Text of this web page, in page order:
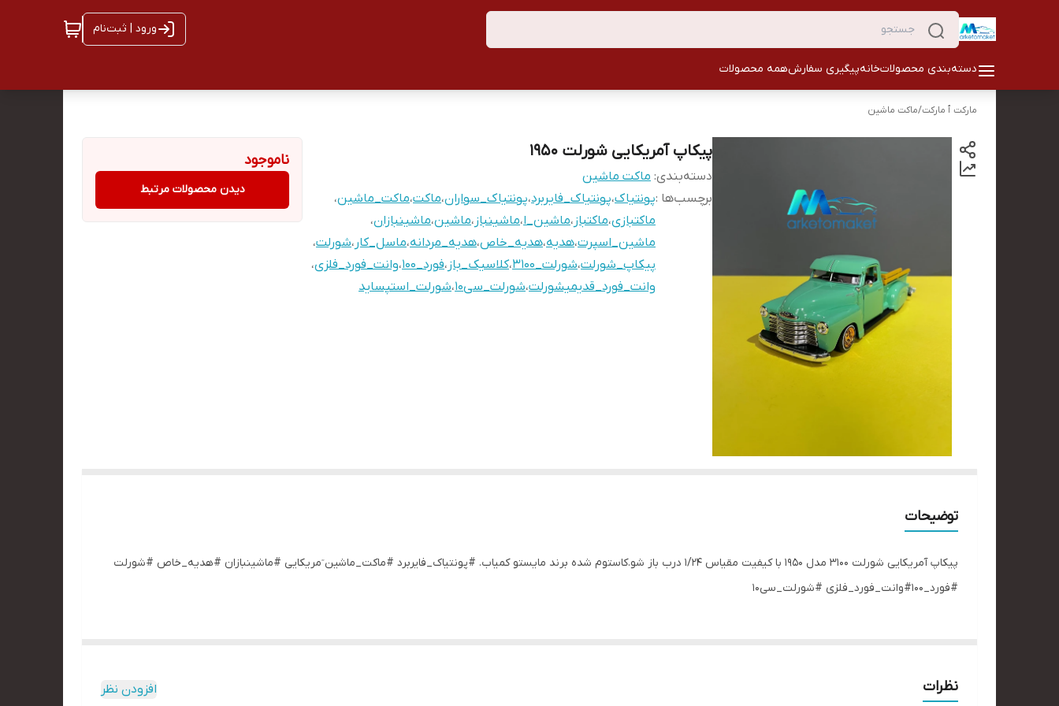
ورود | ثبت‌نام
دسته‌بندی محصولاتخانهپیگیری سفارشهمه محصولات
مارکت ٱ مارکت/ماکت ماشین
پیکاپ آمریکایی شورلت ۱۹۵۰
دسته‌بندی: ماکت ماشین
برچسب‌ها :پونتیاک،پونتیاک_فایربرد،پونتیاک_سواران،ماکت،ماکت_ماشین،
ماکتبازی،ماکتباز ،ماشین_ا،ماشینباز ،ماشین،ماشینبازان،
ماشین_اسپرت،هدیه،هدیه_خاص،هدیه_مردانه،ماسل_کار ،شورلت،
پیکاپ_شورلت،شورلت_۳۱۰۰ ،کلاسیک_باز ،فورد_۱۰۰ ،وانت_فورد_فلزی،
وانت_فورد_قدیمیشورلت،شورلت_سی۱۰ ،شورلت_استپساید
ناموجود
دیدن محصولات مرتبط
توضیحات
پیکاپ آمریکایی شورلت ۳۱۰۰ مدل ۱۹۵۰ با کیفیت مقیاس ۱/۲۴ درب باز شو.کاستوم شده برند مایستو کمیاب. #پونتیاک_فایربرد #ماکت_ماشین ٓمریکایی #ماشینبازان #هدیه_خاص #شورلت
#فورد_۱۰۰#وانت_فورد_فلزی #شورلت_سی۱۰
نظرات افزودن نظر